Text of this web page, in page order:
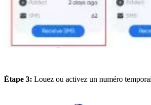
Étape 3: Louez ou activez un numéro